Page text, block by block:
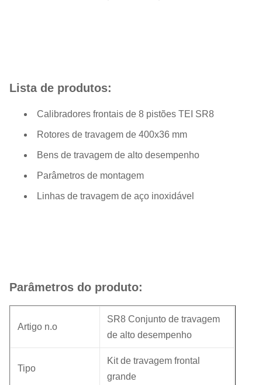
Lista de produtos:
Calibradores frontais de 8 pistões TEI SR8
Rotores de travagem de 400x36 mm
Bens de travagem de alto desempenho
Parâmetros de montagem
Linhas de travagem de aço inoxidável
Parâmetros do produto:
Artigo n.o
SR8 Conjunto de travagem
de alto desempenho
Tipo
Kit de travagem frontal
grande